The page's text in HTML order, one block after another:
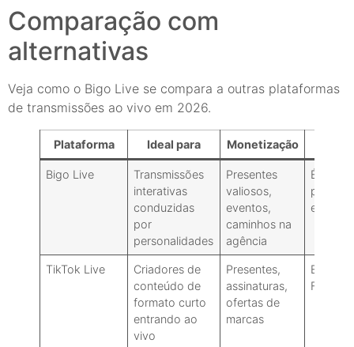
Comparação com
alternativas
Veja como o Bigo Live se compara a outras plataformas
de transmissões ao vivo em 2026.
Plataforma Ideal para Monetização
Bigo Live
Transmissões
interativas
conduzidas
por
personalidades
Presentes
valiosos,
eventos,
caminhos na
agência
É bom
TikTok Live
Criadores de
conteúdo de
formato curto
entrando ao
vivo
Presentes,
assinaturas,
ofertas de
marcas
FYP